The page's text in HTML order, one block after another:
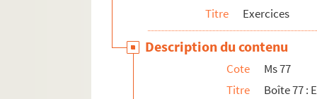
Ms 95. Doubles 1 : affiches du flottage
Ms 95. Doubles 2 : Règlement pour la
Ms 95. Doubles 3 : Résumé pour la
Titre Exercices
Description du contenu
Cote
Ms 77
Titre
Boîte 77 :